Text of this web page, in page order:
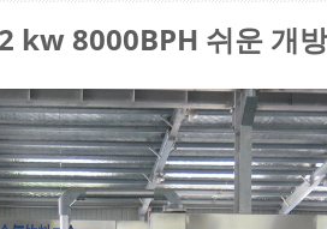
kw 8000BPH 쉬운 개